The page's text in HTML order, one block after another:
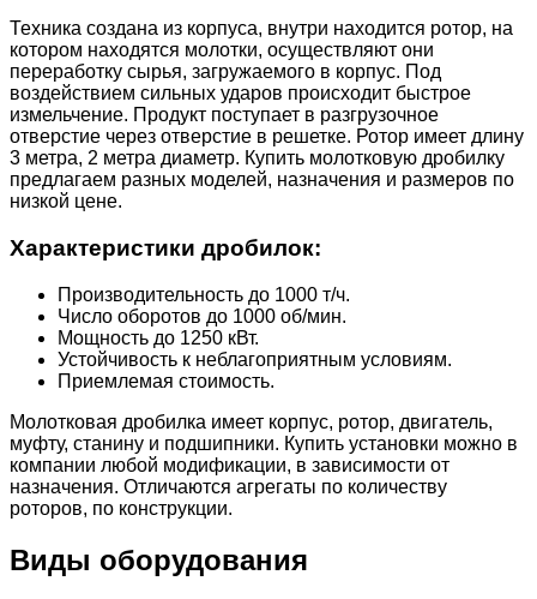
Техника создана из корпуса, внутри находится ротор, на
котором находятся молотки, осуществляют они
переработку сырья, загружаемого в корпус. Под
воздействием сильных ударов происходит быстрое
измельчение. Продукт поступает в разгрузочное
отверстие через отверстие в решетке. Ротор имеет длину
3 метра, 2 метра диаметр. Купить молотковую дробилку
предлагаем разных моделей, назначения и размеров по
низкой цене.
Характеристики дробилок:
Производительность до 1000 т/ч.
Число оборотов до 1000 об/мин.
Мощность до 1250 кВт.
Устойчивость к неблагоприятным условиям.
Приемлемая стоимость.
Молотковая дробилка имеет корпус, ротор, двигатель,
муфту, станину и подшипники. Купить установки можно в
компании любой модификации, в зависимости от
назначения. Отличаются агрегаты по количеству
роторов, по конструкции.
Виды оборудования